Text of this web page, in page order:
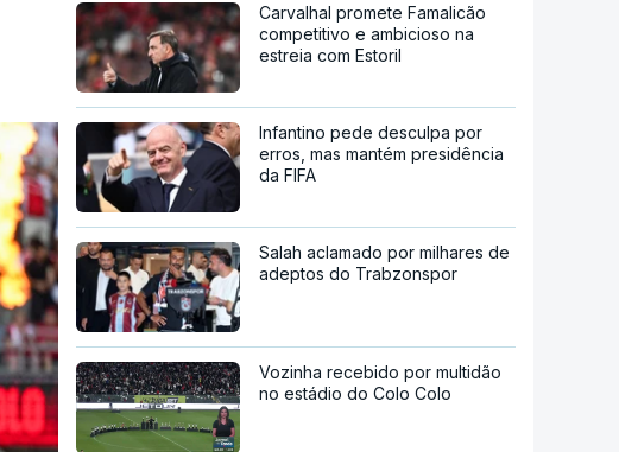
Carvalhal promete Famalicão
competitivo e ambicioso na
estreia com Estoril
Infantino pede desculpa por
erros, mas mantém presidência
da FIFA
Salah aclamado por milhares de
adeptos do Trabzonspor
Vozinha recebido por multidão
no estádio do Colo Colo